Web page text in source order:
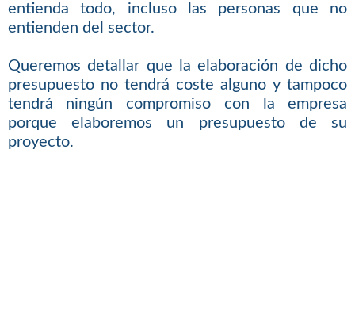
entienda todo, incluso las personas que no
entienden del sector.
Queremos detallar que la elaboración de dicho
presupuesto no tendrá coste alguno y tampoco
tendrá ningún compromiso con la empresa
porque elaboremos un presupuesto de su
proyecto.